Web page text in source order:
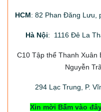
HCM: 82 Phan Đăng Lưu,
Hà Nội: 1116 Đê La
C10 Tập thể Thanh Xuân
Nguyễn
294Lạc Trung, P.
Xin mời Bấm vào